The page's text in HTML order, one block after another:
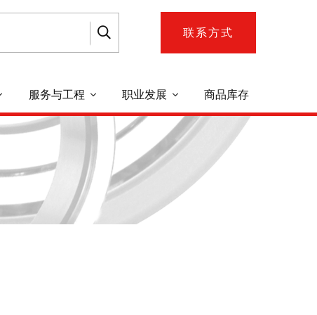
联系方式
服务与工程 职业发展 商品库存